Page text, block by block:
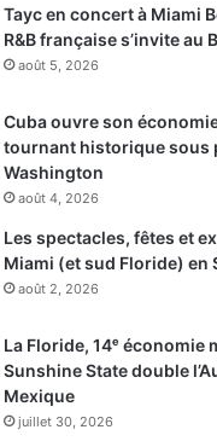
gratuit) de la Floride
Tayc en concert à Miami
R&B française s’invite au
août 5, 2026
Cuba ouvre son
tournant historique sous
Washington
août 4, 2026
Les spectacles, fêtes et
Miami (et sud Floride) en
août 2, 2026
La Floride, 14ᵉ économie
Sunshine State double
Mexique
juillet 30, 2026